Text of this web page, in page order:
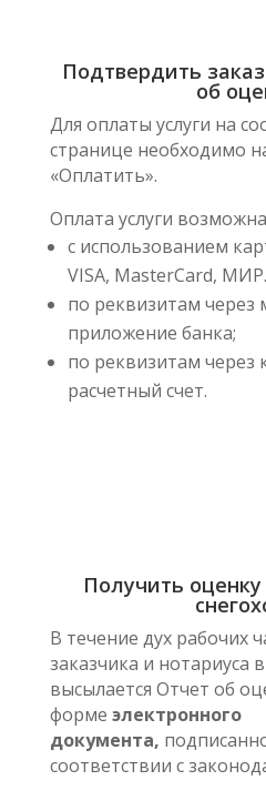
Подтвердить
об
Для оплаты услуги на
странице необходимо
«Оплатить».
Оплата услуги
с использованием
VISA, MasterCard, МИР.
по реквизитам через
приложение банка;
по реквизитам через
расчетный счет.
Получить
В течение дух рабочих
заказчика и нотариуса
высылается Отчет об
форме электронного
документа,
соответствии с